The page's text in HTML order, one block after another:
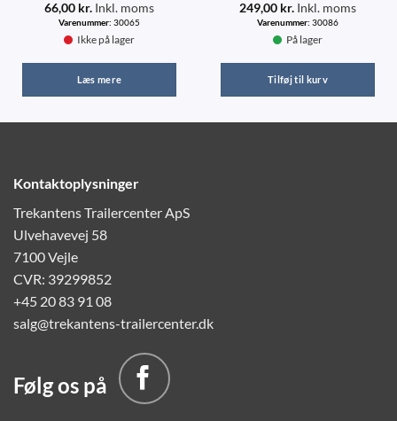
66,00 kr. Inkl. moms
Varenummer: 30065
Ikke på lager
Læs mere
249,00 kr. Inkl. moms
Varenummer: 30086
På lager
Tilføj til kurv
Kontaktoplysninger
Trekantens Trailercenter ApS
Ulvehavevej 58
7100 Vejle
CVR: 39299852
+45 20 83 91 08
salg@trekantens-trailercenter.dk
Følg os på